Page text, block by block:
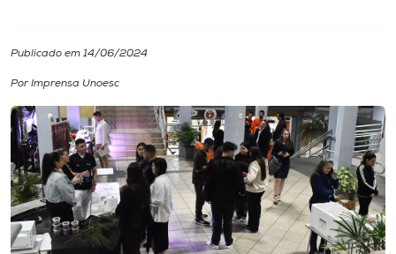
Internacionalização
I.nova
Diplomados
Cultura
Publicado em 14/06/2024
Por Imprensa Unoesc